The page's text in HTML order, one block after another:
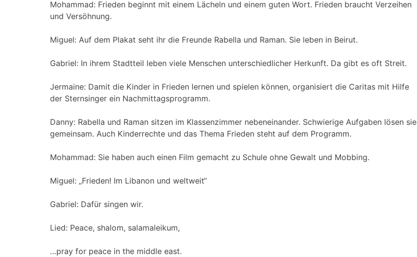
Mohammad: Frieden beginnt mit einem Lächeln und einem guten Wort. Frieden braucht Verzeihen
und Versöhnung.
Miguel: Auf dem Plakat seht ihr die Freunde Rabella und Raman. Sie leben in Beirut.
Gabriel: In ihrem Stadtteil leben viele Menschen unterschiedlicher Herkunft. Da gibt es oft Streit.
Jermaine: Damit die Kinder in Frieden lernen und spielen können, organisiert die Caritas mit Hilfe
der Sternsinger ein Nachmittagsprogramm.
Danny: Rabella und Raman sitzen im Klassenzimmer nebeneinander. Schwierige Aufgaben lösen sie
gemeinsam. Auch Kinderrechte und das Thema Frieden steht auf dem Programm.
Mohammad: Sie haben auch einen Film gemacht zu Schule ohne Gewalt und Mobbing.
Miguel: „Frieden! Im Libanon und weltweit“
Gabriel: Dafür singen wir.
Lied: Peace, shalom, salamaleikum,
…pray for peace in the middle east.